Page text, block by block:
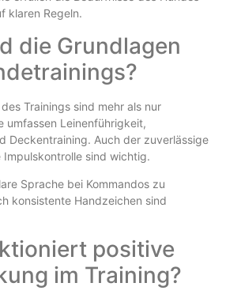
klaren Regeln.
die Grundlagen
Trainings sind mehr als nur
umfassen Leinenführigkeit,
Deckentraining. Auch der zuverlässige
Impulskontrolle sind wichtig.
Sprache bei Kommandos zu
konsistente Handzeichen sind
positive
im Training?